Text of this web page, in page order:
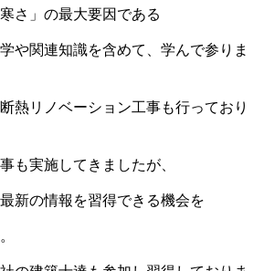
さ」の最大要因である
や関連知識を含めて、学んで参りま
熱リノベーション工事も行っており
も実施してきましたが、
新の情報を習得できる機会を
。